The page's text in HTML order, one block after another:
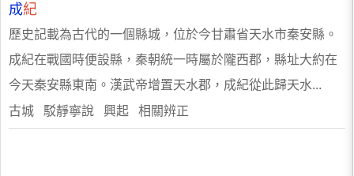
成紀
歷史記載為古代的一個縣城，位於今甘肅省天水市秦安縣。
成紀在戰國時便設縣，秦朝統一時屬於隴西郡，縣址大約在
今天秦安縣東南。漢武帝增置天水郡，成紀從此歸天水...
古城 駁靜寧說 興起 相關辨正